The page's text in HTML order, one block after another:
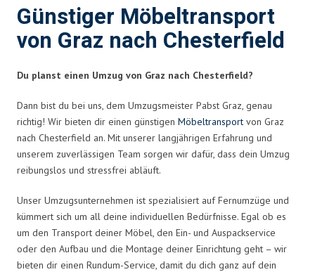
Günstiger Möbeltransport
von Graz nach Chesterfield
Du planst einen Umzug von Graz nach Chesterfield?
Dann bist du bei uns, dem Umzugsmeister Pabst Graz, genau
richtig! Wir bieten dir einen günstigen Möbeltransport von Graz
nach Chesterfield an. Mit unserer langjährigen Erfahrung und
unserem zuverlässigen Team sorgen wir dafür, dass dein Umzug
reibungslos und stressfrei abläuft.
Unser Umzugsunternehmen ist spezialisiert auf Fernumzüge und
kümmert sich um all deine individuellen Bedürfnisse. Egal ob es
um den Transport deiner Möbel, den Ein- und Auspackservice
oder den Aufbau und die Montage deiner Einrichtung geht – wir
bieten dir einen Rundum-Service, damit du dich ganz auf dein